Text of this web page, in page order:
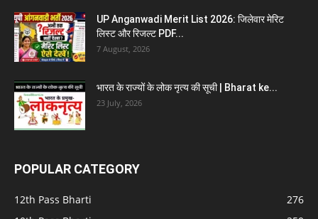
UP Anganwadi Merit List 2026: जिलेवार मेरिट
लिस्ट और रिजल्ट PDF...
7 August, 2026
भारत के राज्यों के लोक नृत्य की सूची | Bharat ke...
23 July, 2026
POPULAR CATEGORY
12th Pass Bharti
276